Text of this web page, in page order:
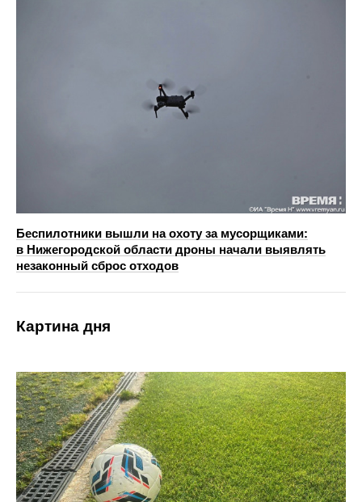
Беспилотники вышли на охоту за мусорщиками:
в Нижегородской области дроны начали выявлять
незаконный сброс отходов
Картина дня